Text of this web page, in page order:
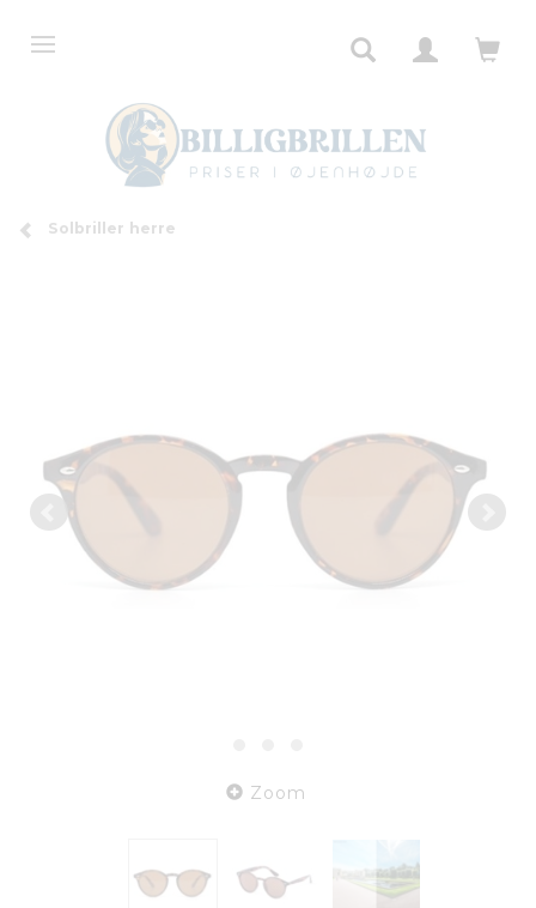
Solbriller herre
Zoom